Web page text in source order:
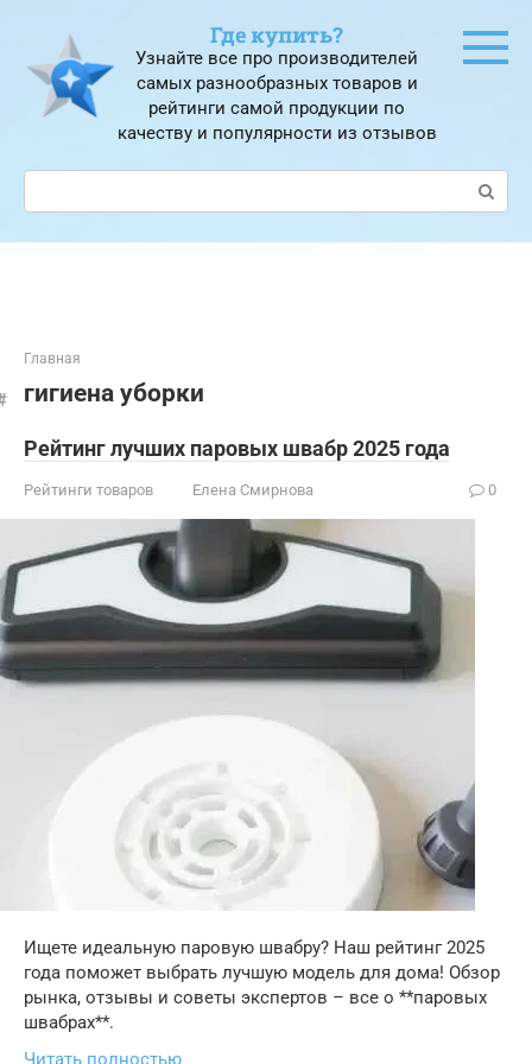
контенту
Где купить?
Узнайте все про производителей
самых разнообразных товаров и
рейтинги самой продукции по
качеству и популярности из отзывов
Поиск:
Главная
гигиена уборки
Рейтинг лучших паровых швабр 2025 года
Рейтинги товаров Елена Смирнова 0
Ищете идеальную паровую швабру? Наш рейтинг 2025
года поможет выбрать лучшую модель для дома! Обзор
рынка, отзывы и советы экспертов – все о **паровых
швабрах**.
Читать полностью